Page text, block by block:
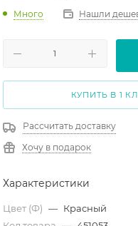
Много Нашли
КУПИТЬ В 1
Рассчитать доставку
Хочу в подарок
Характеристики
Цвет (Ф) — Красный